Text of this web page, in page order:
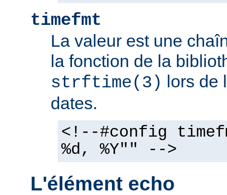
timefmt
La valeur est une
la fonction de la
strftime(3) lors de
dates.
<!--#config
%d, %Y"" -->
L'élément echo